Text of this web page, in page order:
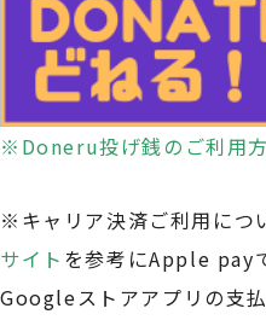
※Doneru投げ銭のご利用
※キャリア決済ご利用につ
サイト を参考にApple pay
Googleストアアプリの支